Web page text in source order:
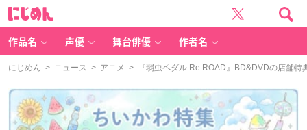
作品名 声優 舞台俳優 作者名
にじめん > ニュース > アニメ > 『弱虫ペダル Re:ROAD』BD&DVDの店舗特